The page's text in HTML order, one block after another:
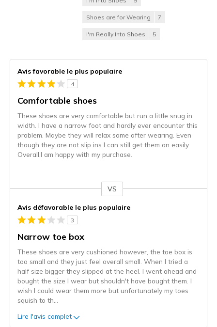
Shoes are for Wearing 7
I'm Really Into Shoes 5
Avis favorable le plus populaire
4
Comfortable shoes
These shoes are very comfortable but run a little snug in
width. I have a narrow foot and hardly ever encounter this
problem. Maybe they will relax some after wearing. Even
though they are not slip ins I can still get them on easily.
Overall,I am happy with my purchase.
projecteur
sur
les
VS
Avis défavorable le plus populaire
3
Narrow toe box
These shoes are very cushioned however, the toe box is
too small and they just feel overall small. When I tried a
half size bigger they slipped at the heel. I went ahead and
bought the size I wear but shouldn't have bought them. I
wish I could wear them more but unfortunately my toes
squish to th
Lire l'avis complet